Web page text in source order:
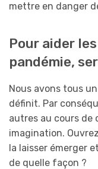
mettre en danger
Pour aider
pandémie,
Nous avons tous
définit. Par
autres au cours de
imagination.
la laisser émerger
de quelle façon ?